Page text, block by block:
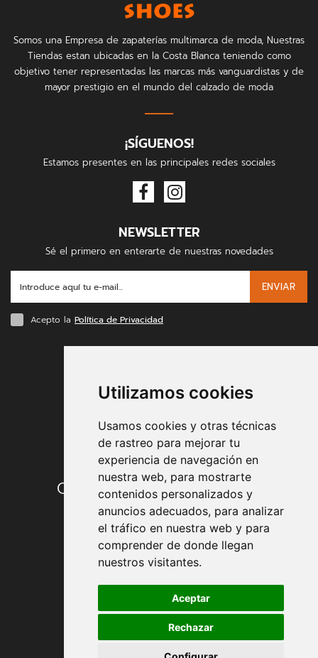
Utilizamos cookies
Usamos cookies y otras técnicas
de rastreo para mejorar tu
experiencia de navegación en
nuestra web, para mostrarte
contenidos personalizados y
anuncios adecuados, para analizar
el tráfico en nuestra web y para
comprender de donde llegan
nuestros visitantes.
Aceptar
Rechazar
Somos una Empresa de zapaterías multimarca de moda, Nuestras
Tiendas estan ubicadas en la Costa Blanca teniendo como
objetivo tener representadas las marcas más vanguardistas y de
mayor prestigio en el mundo del calzado de moda
¡SÍGUENOS!
Estamos presentes en las principales redes sociales
NEWSLETTER
Sé el primero en enterarte de nuestras novedades
ENVIAR
Acepto la Política de Privacidad
Condiciones de contratación
Envío y entrega
Devoluciones
Formas de pago
Política de Privacidad